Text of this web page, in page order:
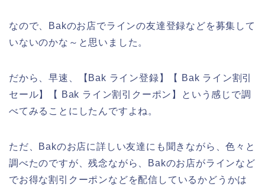
なので、Bakのお店でラインの友達登録などを募集して
いないのかな～と思いました。
だから、早速、【Bak ライン登録】【 Bak ライン割引
セール】【 Bak ライン割引クーポン】という感じで調
べてみることにしたんですよね。
ただ、Bakのお店に詳しい友達にも聞きながら、色々と
調べたのですが、残念ながら、Bakのお店がラインなど
でお得な割引クーポンなどを配信しているかどうかは